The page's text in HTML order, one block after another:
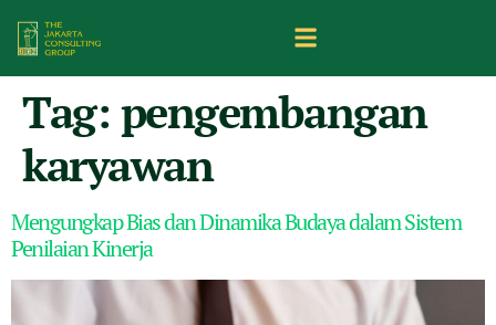
Tag: pengembangan
karyawan
Mengungkap Bias dan Dinamika Budaya dalam Sistem
Penilaian Kinerja